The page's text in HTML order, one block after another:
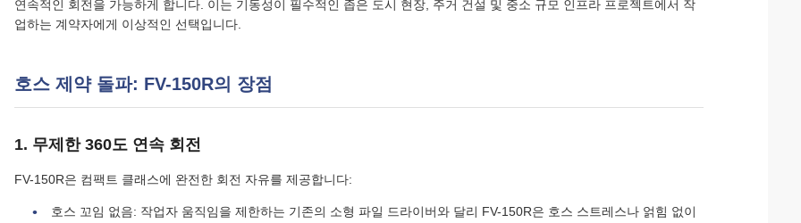
연속적인 회전을 가능하게 합니다. 이는 기동성이 필수적인 좁은 도시 현장, 주거 건설 및 중소 규모 인프라 프로젝트에서 작
업하는 계약자에게 이상적인 선택입니다.
호스 제약 돌파: FV-150R의 장점
1. 무제한 360도 연속 회전
FV-150R은 컴팩트 클래스에 완전한 회전 자유를 제공합니다:
호스 꼬임 없음: 작업자 움직임을 제한하는 기존의 소형 파일 드라이버와 달리 FV-150R은 호스 스트레스나 얽힘 없이